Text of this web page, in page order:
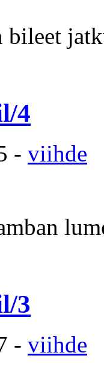
bileet
4
- viihde
3
- viihde